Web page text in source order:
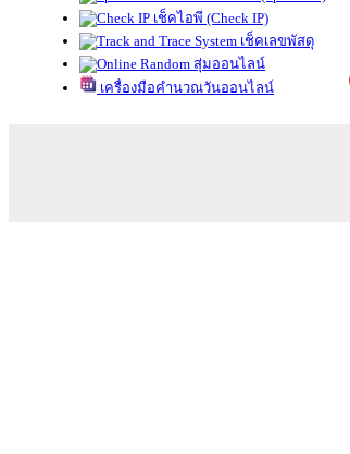
เช็คไอพี (Check IP)
เช็คเลขพัสดุ
สุ่มออนไลน์
เครื่องมือคำนวณวันออนไลน์